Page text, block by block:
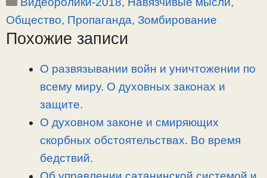
p
y
L
l
e
g
a
c
e
b
п
р
а
Общество, Пропаганда, Зомбирование
Похожие записи
О развязывании войн и уничтожении по
всему миру. О духовных законах и
защите.
О духовном законе и смиряющих
скорбных обстоятельствах. Во время
бедствий.